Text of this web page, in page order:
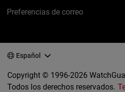
Preferencias de correo
Español
Copyright © 1996-2026
Todos los derechos reservados.